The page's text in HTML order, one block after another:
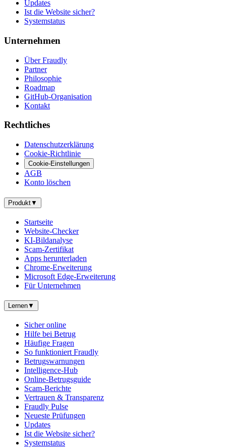
Updates
Ist die Website sicher?
Systemstatus
Unternehmen
Über Fraudly
Partner
Philosophie
Roadmap
GitHub-Organisation
Kontakt
Rechtliches
Datenschutzerklärung
Cookie-Richtlinie
Cookie-Einstellungen
AGB
Konto löschen
Produkt▼
Startseite
Website-Checker
KI-Bildanalyse
Scam-Zertifikat
Apps herunterladen
Chrome-Erweiterung
Microsoft Edge-Erweiterung
Für Unternehmen
Lernen▼
Sicher online
Hilfe bei Betrug
Häufige Fragen
So funktioniert Fraudly
Betrugswarnungen
Intelligence-Hub
Online-Betrugsguide
Scam-Berichte
Vertrauen & Transparenz
Fraudly Pulse
Neueste Prüfungen
Updates
Ist die Website sicher?
Systemstatus